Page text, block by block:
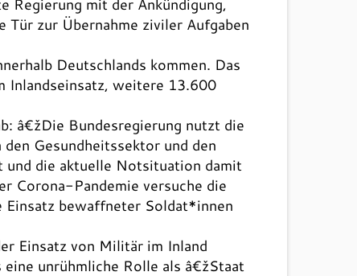
zur Übernahme ziviler Aufgaben
Deutschlands kommen. Das
Inlandseinsatz, weitere 13.600
â€žDie Bundesregierung nutzt die
Gesundheitssektor und den
und die aktuelle Notsituation damit
Corona-Pandemie versuche die
Einsatz bewaffneter Soldat*innen
Einsatz von Militär im Inland
unrühmliche Rolle als â€žStaat